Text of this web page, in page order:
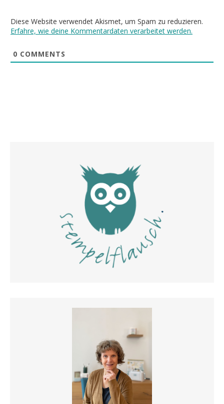
Diese Website verwendet Akismet, um Spam zu reduzieren.
Erfahre, wie deine Kommentardaten verarbeitet werden.
0 COMMENTS